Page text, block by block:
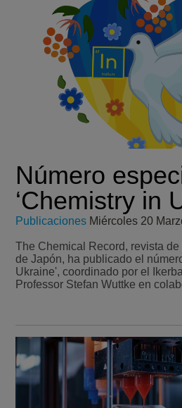
Número
‘Chemistry in
Publicaciones Miércoles 20
The Chemical Record, revista
de Japón, ha publicado el
Ukraine', coordinado por el
Professor Stefan Wuttke en